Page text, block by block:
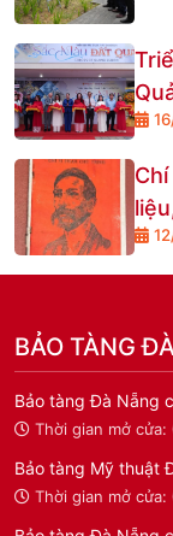
liệu,
BẢO TÀNG
Bảo tàng Đà Nẵng
Thời gian mở cửa:
Bảo tàng Mỹ thuật
Thời gian mở cửa: